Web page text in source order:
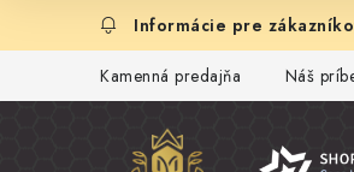
Kamenná predajňa Náš